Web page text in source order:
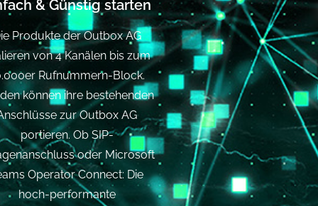
& Günstig starten
Produkte der Outbox AG
von 4 Kanälen bis zum
Rufnummern-Block.
können ihre bestehenden
zur Outbox AG
portieren. Ob SIP-
oder Microsoft
Operator Connect: Die
hoch-performante